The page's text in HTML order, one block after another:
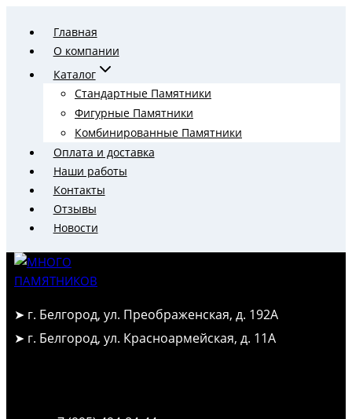
содержимому
Главная
О компании
Каталог
Стандартные Памятники
Фигурные Памятники
Комбинированные Памятники
Оплата и доставка
Наши работы
Контакты
Отзывы
Новости
➤ г. Белгород, ул. Преображенская, д. 192А
➤ г. Белгород, ул. Красноармейская, д. 11А